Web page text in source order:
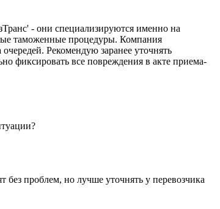
- они специализируются именно на
таможенные процедуры. Компания
Рекомендую заранее уточнять
фиксировать все повреждения в акте приема-
проблем, но лучше уточнять у перевозчика